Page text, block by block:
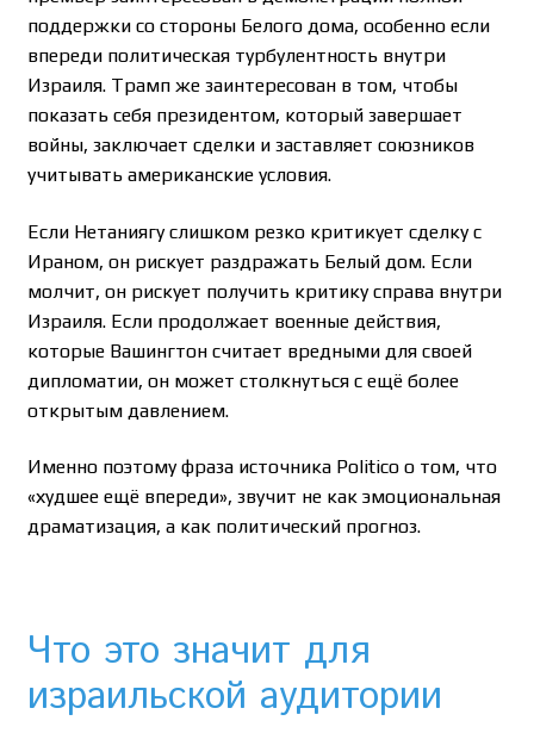
поддержки со стороны Белого дома, особенно если
впереди политическая турбулентность внутри
Израиля. Трамп же заинтересован в том, чтобы
показать себя президентом, который завершает
войны, заключает сделки и заставляет союзников
учитывать американские условия.
Если Нетаниягу слишком резко критикует сделку с
Ираном, он рискует раздражать Белый дом. Если
молчит, он рискует получить критику справа внутри
Израиля. Если продолжает военные действия,
которые Вашингтон считает вредными для своей
дипломатии, он может столкнуться с ещё более
открытым давлением.
Именно поэтому фраза источника Politico о том, что
«худшее ещё впереди», звучит не как эмоциональная
драматизация, а как политический прогноз.
Что это значит для
израильской аудитории